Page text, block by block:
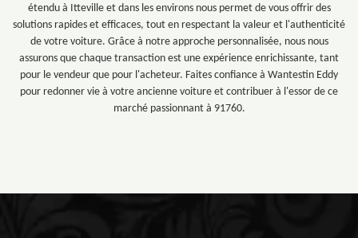
étendu à Itteville et dans les environs nous permet de vous offrir des
solutions rapides et efficaces, tout en respectant la valeur et l'authenticité
de votre voiture. Grâce à notre approche personnalisée, nous nous
assurons que chaque transaction est une expérience enrichissante, tant
pour le vendeur que pour l'acheteur. Faites confiance à Wantestin Eddy
pour redonner vie à votre ancienne voiture et contribuer à l'essor de ce
marché passionnant à 91760.